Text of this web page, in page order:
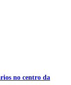
no centro da